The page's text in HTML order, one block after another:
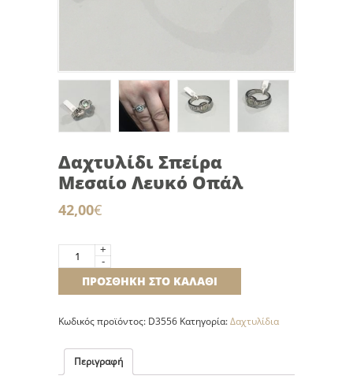
Δαχτυλίδι Σπείρα
Μεσαίο Λευκό Οπάλ
42,00€
Δαχτυλίδι
Σπείρα
Μεσαίο
Λευκό
Οπάλ
ποσότητα
+
-
ΠΡΟΣΘΉΚΗ ΣΤΟ ΚΑΛΆΘΙ
Κωδικός προϊόντος: D3556 Κατηγορία:Δαχτυλίδια
Περιγραφή